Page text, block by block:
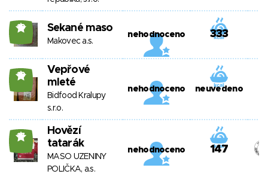
19 Sekané maso
Makovec a.s.
nehodnoceno 333
19
Vepřové
mleté
Bidfood Kralupy
s.r.o.
nehodnoceno neuvedeno
17
Hovězí
tatarák
MASO UZENINY
POLIČKA, a.s.
nehodnoceno 147